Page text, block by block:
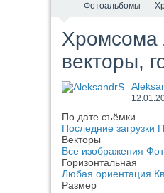
Фотоальбомы
Хромсома
векторы,
По дате съёмки
Последние загрузки
Векторы
Все изображения
Горизонтальная
Любая ориентация
Размер